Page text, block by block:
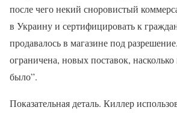
после чего некий сноровистый
в Украину и сертифицировать к
продавалось в магазине под
ограничена, новых поставок,
было”.
Показательная деталь. Киллер